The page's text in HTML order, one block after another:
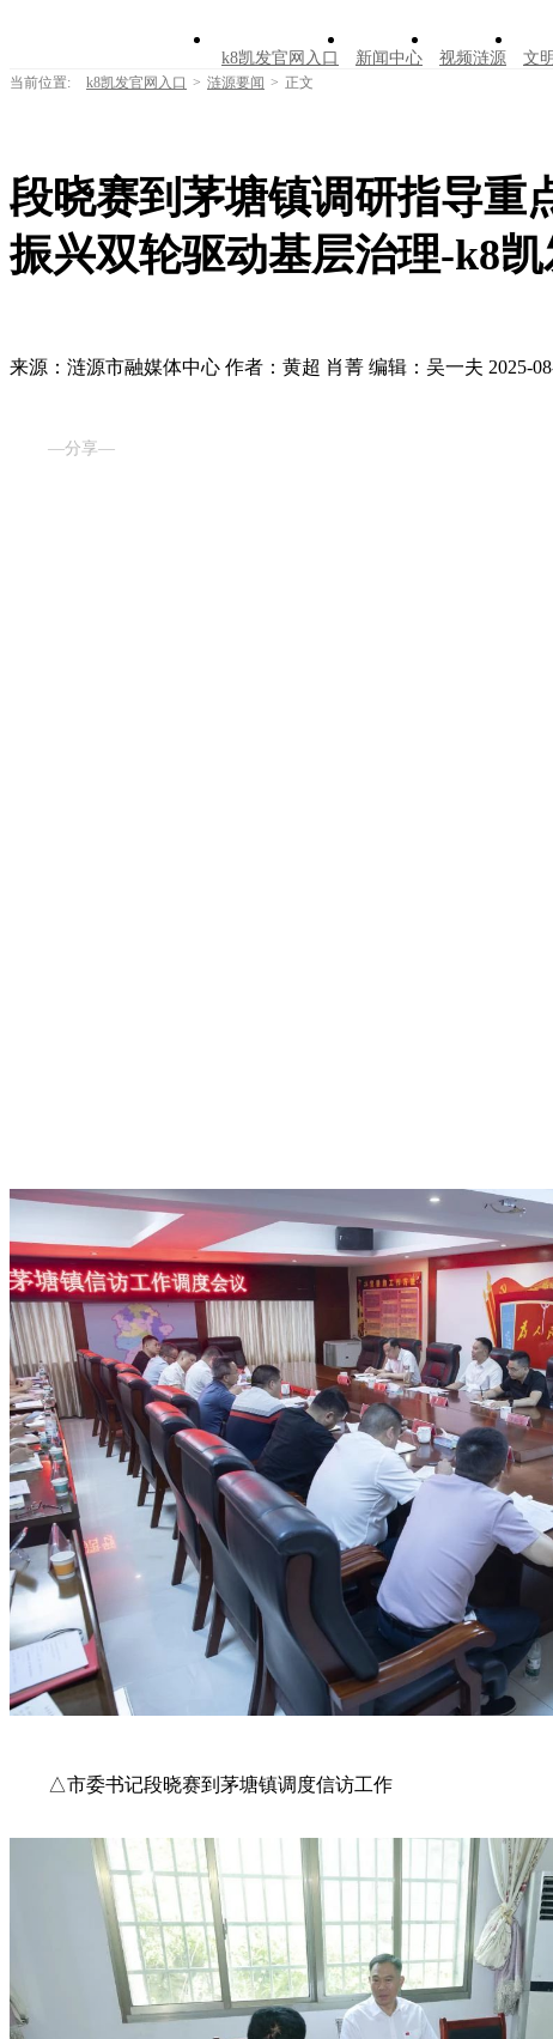
k8凯发官网入口 新闻中心 视频涟源 文
当前位置: k8凯发官网入口 > 涟源要闻 > 正文
段晓赛到茅塘镇调研指导重
振兴双轮驱动基层治理-k8凯
来源：涟源市融媒体中心 作者：黄超 肖菁 编辑：吴一夫 2025-
—分享—
△市委书记段晓赛到茅塘镇调度信访工作